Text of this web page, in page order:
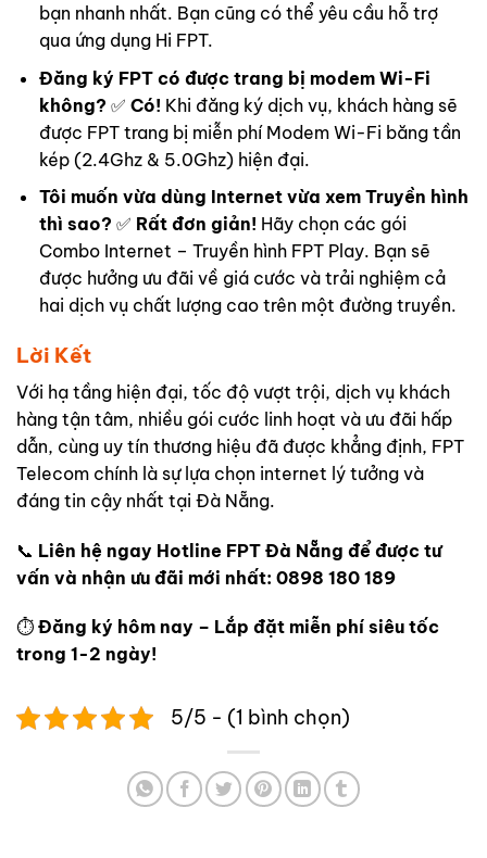
bạn nhanh nhất. Bạn cũng có thể yêu cầu hỗ trợ
qua ứng dụng Hi FPT.
Đăng ký FPT có được trang bị modem Wi-Fi
không? ✅ Có! Khi đăng ký dịch vụ, khách hàng sẽ
được FPT trang bị miễn phí Modem Wi-Fi băng tần
kép (2.4Ghz & 5.0Ghz) hiện đại.
Tôi muốn vừa dùng Internet vừa xem Truyền hình
thì sao? ✅ Rất đơn giản! Hãy chọn các gói
Combo Internet – Truyền hình FPT Play. Bạn sẽ
được hưởng ưu đãi về giá cước và trải nghiệm cả
hai dịch vụ chất lượng cao trên một đường truyền.
Lời Kết
Với hạ tầng hiện đại, tốc độ vượt trội, dịch vụ khách
hàng tận tâm, nhiều gói cước linh hoạt và ưu đãi hấp
dẫn, cùng uy tín thương hiệu đã được khẳng định, FPT
Telecom chính là sự lựa chọn internet lý tưởng và
đáng tin cậy nhất tại Đà Nẵng.
📞 Liên hệ ngay Hotline FPT Đà Nẵng để được tư
vấn và nhận ưu đãi mới nhất: 0898 180 189
⏱ Đăng ký hôm nay – Lắp đặt miễn phí siêu tốc
trong 1-2 ngày!
5/5 - (1 bình chọn)